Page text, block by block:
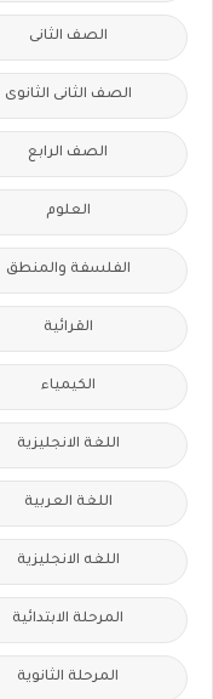
الصف الثانى
الصف الثانى الثانوى
الصف الرابع
العلوم
الفلسفة والمنطق
القرائية
الكيمياء
اللغة الانجليزية
اللغة العربية
اللغه الانجليزية
المرحلة الابتدائية
المرحلة الثانوية